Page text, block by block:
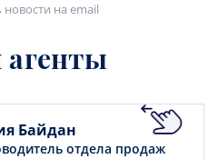
новости на email
Байдан
отдела продаж